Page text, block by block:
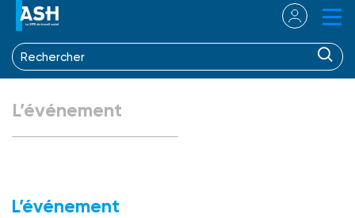
L’événement
L’événement